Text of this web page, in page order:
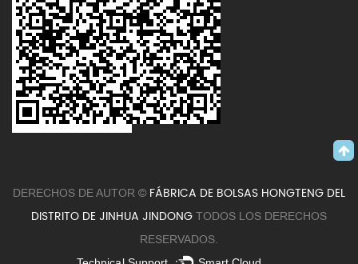
DERECHOS DE AUTOR © FÁBRICA DE BOLSAS HONGTENG DEL
DISTRITO DE JINHUA JINDONG TODOS LOS DERECHOS
RESERVADOS.